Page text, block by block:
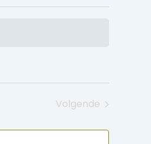
Volgende